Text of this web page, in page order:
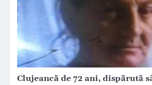
Clujeancă de 72 ani, dispărută